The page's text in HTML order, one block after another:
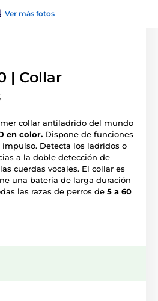
Ver más fotos
| Collar
collar antiladrido del mundo
en color. Dispone de funciones
Detecta los ladridos o
a la doble detección de
cuerdas vocales. El collar es
una batería de larga duración
las razas de perros de 5 a 60